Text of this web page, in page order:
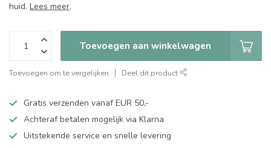
huid. Lees meer.
Toevoegen aan winkelwagen
Toevoegen om te vergelijken Deel dit product
Gratis verzenden vanaf EUR 50,-
Achteraf betalen mogelijk via Klarna
Uitstekende service en snelle levering